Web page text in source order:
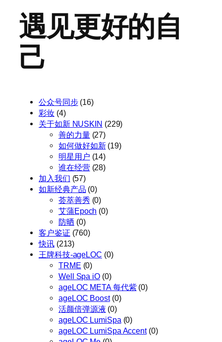
遇见更好的自
己
公众号同步(16)
彩妆(4)
关于如新 NUSKIN (229)
善的力量(27)
如何做好如新(19)
明星用户 (14)
谁在经营(28)
加入我们 (57)
如新经典产品 (0)
荟萃善秀 (0)
艾蒲Epoch (0)
防晒 (0)
客户鉴证 (760)
快讯(213)
王牌科技-ageLOC (0)
TRME (0)
Well Spa iO(0)
ageLOC META 每代紫(0)
ageLOC Boost(0)
活颜倍弹源液 (0)
ageLOC LumiSpa (0)
ageLOC LumiSpa Accent(0)